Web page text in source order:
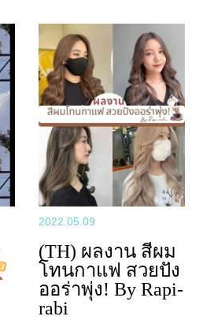
2022.05.09
(TH) ผลงาน สีผม
โทนกาแฟ สวยปัง
ออร่าพุ่ง! By Rapi-
rabi